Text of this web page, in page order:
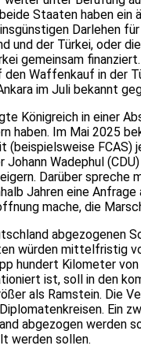
Staaten haben
Darlehen
der Türkei, oder
gemeinsam
Waffenkauf in der
im Juli bekannt
Königreich in einer
Im Mai 2025
FCAS)
Wadephul
Darüber spreche
Jahren eine
mache, die
würden
hundert Kilometer
ist, soll in den
als Ramstein. Die
Ein
abgezogen werden
werden sollen.